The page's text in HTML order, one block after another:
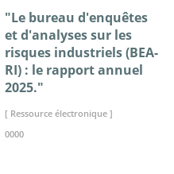
"Le bureau d'enquêtes
et d'analyses sur les
risques industriels (BEA-
RI) : le rapport annuel
2025."
[ Ressource électronique ]
0000